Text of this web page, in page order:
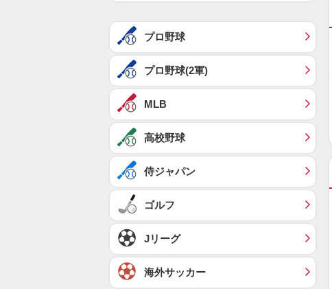
プロ野球
プロ野球(2軍)
MLB
高校野球
侍ジャパン
ゴルフ
Jリーグ
海外サッカー